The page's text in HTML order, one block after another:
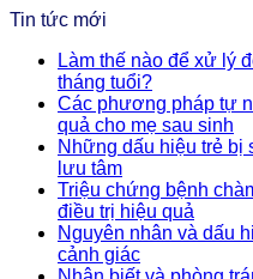
Tin tức mới
Làm thế nào để xử lý
tháng tuổi?
Các phương pháp tự
quả cho mẹ sau sinh
Những dấu hiệu trẻ bị
lưu tâm
Triệu chứng bệnh
điều trị hiệu quả
Nguyên nhân và dấu
cảnh giác